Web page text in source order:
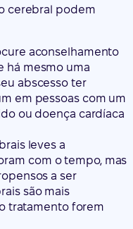
cerebral podem
aconselhamento
há mesmo uma
abscesso ter
em pessoas com um
ou doença cardíaca
leves a
com o tempo, mas
a ser
são mais
tratamento forem